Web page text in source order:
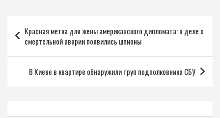
по
записям
Красная метка для жены американского дипломата: в деле о
смертельной аварии появились шпионы
В Киеве в квартире обнаружили труп подполковника СБУ